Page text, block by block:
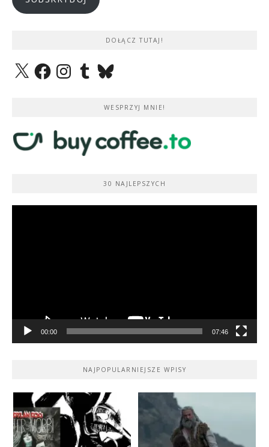
DOŁĄCZ TUTAJ!
X FacebookInstagramTumblrBluesky
WESPRZYJ MNIE!
30 NAJLEPSZYCH
00:00 07:46
NAJPOPULARNIEJSZE WPISY